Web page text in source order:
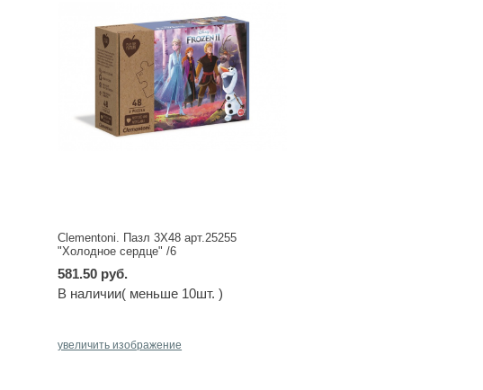
Clementoni. Пазл 3X48 арт.25255
"Холодное сердце" /6
581.50 руб.
В наличии( меньше 10шт. )
увеличить изображение